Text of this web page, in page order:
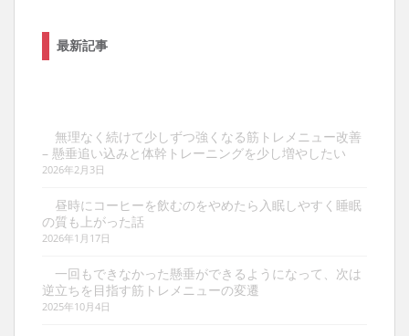
最新記事
無理なく続けて少しずつ強くなる筋トレメニュー改善
– 懸垂追い込みと体幹トレーニングを少し増やしたい
2026年2月3日
昼時にコーヒーを飲むのをやめたら入眠しやすく睡眠
の質も上がった話
2026年1月17日
一回もできなかった懸垂ができるようになって、次は
逆立ちを目指す筋トレメニューの変遷
2025年10月4日